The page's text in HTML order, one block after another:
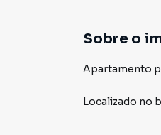
Sobre o
Apartamento
Localizado no